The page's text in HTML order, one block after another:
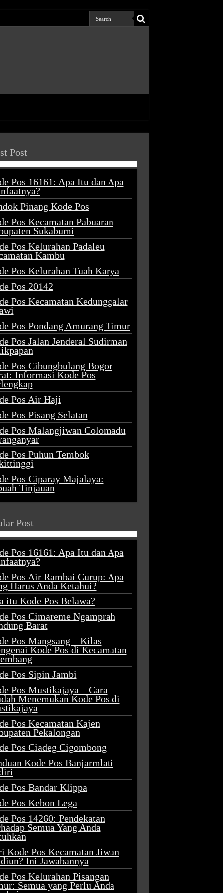
Post
Pos 16161: Apa Itu dan Apa
Pinang Kode Pos
Pos Kecamatan Pabuaran
Sukabumi
Pos Kelurahan Padaleu
Kambu
Pos Kelurahan Tuah Karya
Pos 20142
Pos Kecamatan Kedunggalar
Pos Pondang Amurang Timur
Pos Jalan Jenderal Sudirman
Pos Cibungbulang Bogor
Informasi Kode Pos
Pos Air Haji
Pos Pisang Selatan
Pos Malangjiwan Colomadu
Pos Puhun Tembok
Pos Ciparay Majalaya:
Tinjauan
Post
Pos 16161: Apa Itu dan Apa
Pos Air Rambai Curup: Apa
Harus Anda Ketahui?
itu Kode Pos Belawa?
Pos Cimareme Ngamprah
Barat
Pos Mangsang – Kilas
Kode Pos di Kecamatan
Pos Sipin Jambi
Pos Mustikajaya – Cara
Menemukan Kode Pos di
Pos Kecamatan Kajen
Pekalongan
Pos Ciadeg Cigombong
Kode Pos Banjarmlati
Pos Bandar Klippa
Pos Kebon Lega
Pos 14260: Pendekatan
Semua Yang Anda
Kode Pos Kecamatan Jiwan
Ini Jawabannya
Pos Kelurahan Pisangan
Semua yang Perlu Anda